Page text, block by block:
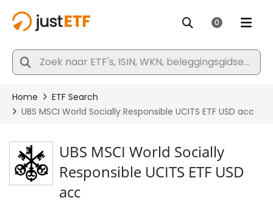
UBS MSCI World Socially
Responsible UCITS ETF USD
acc